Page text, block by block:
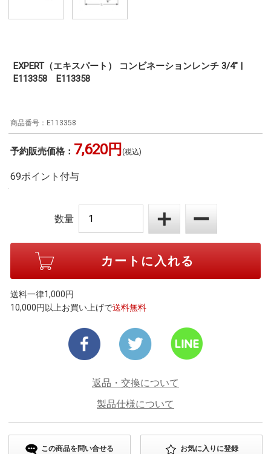
EXPERT（エキスパート） コンビネーションレンチ 3/4" |
E113358 E113358
E113358
予約販売価格： 7,620円 (税込)
69ポイント付与
数量
送料一律1,000円
10,000円以上お買い上げで送料無料
返品・交換について
製品仕様について
この商品を問い合せる お気に入りに登録